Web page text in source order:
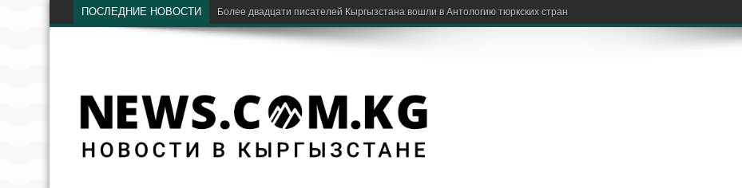
ПОСЛЕДНИЕ НОВОСТИ Более двадцати писателей Кыргызстана вошли в Антологию тюркских стран